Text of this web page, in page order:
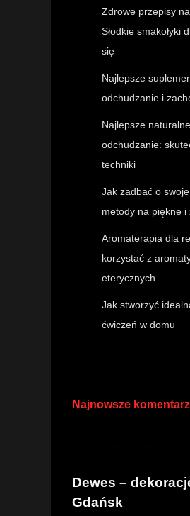
Zdrowe przepisy
Słodkie smakołyki
się
Najlepsze
odchudzanie i
Najlepsze
odchudzanie:
techniki
Jak zadbać o
metody na piękne
Aromaterapia dla
korzystać z
eterycznych
Jak stworzyć
ćwiczeń w domu
Najnowsze
Dewes –
Gdańsk